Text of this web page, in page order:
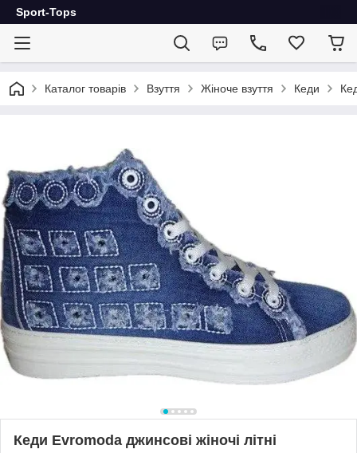
Sport-Tops
Каталог товарів Взуття Жіноче взуття Кеди
Кеди Evromoda джинсові жіночі літні